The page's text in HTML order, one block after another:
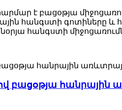
է բացօթյա
հանգստի
հանգստի
բացօթյա հանրային